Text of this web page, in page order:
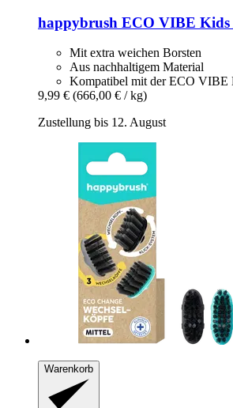
happybrush ECO VIBE Kids
Mit extra weichen Borsten
Aus nachhaltigem Material
Kompatibel mit der ECO VIBE
9,99 € (666,00 € / kg)
Zustellung bis 12. August
Warenkorb